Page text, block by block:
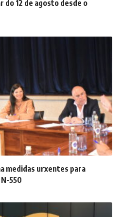
do 12 de agosto desde o
medidas urxentes para
550